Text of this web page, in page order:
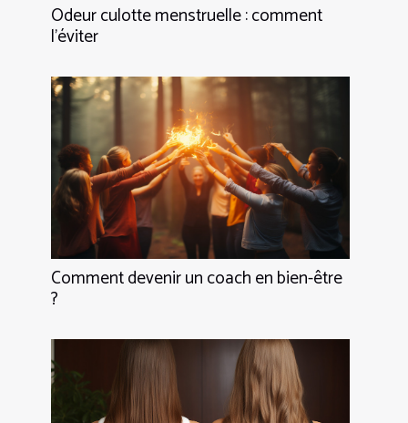
Odeur culotte menstruelle : comment
l’éviter
Comment devenir un coach en bien-être
?